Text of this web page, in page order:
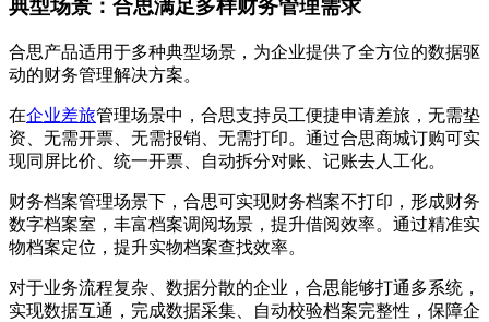
典型场景：合思满足多样财务管理需求
合思产品适用于多种典型场景，为企业提供了全方位的数据驱
动的财务管理解决方案。
在企业差旅管理场景中，合思支持员工便捷申请差旅，无需垫
资、无需开票、无需报销、无需打印。通过合思商城订购可实
现同屏比价、统一开票、自动拆分对账、记账去人工化。
财务档案管理场景下，合思可实现财务档案不打印，形成财务
数字档案室，丰富档案调阅场景，提升借阅效率。通过精准实
物档案定位，提升实物档案查找效率。
对于业务流程复杂、数据分散的企业，合思能够打通多系统，
实现数据互通，完成数据采集、自动校验档案完整性，保障企